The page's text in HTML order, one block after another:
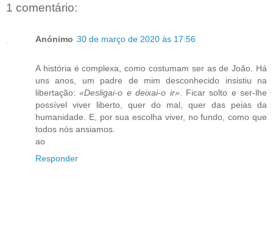
1 comentário:
Anónimo 30 de março de 2020 às 17:56
A história é complexa, como costumam ser as de João. Há
uns anos, um padre de mim desconhecido insistiu na
libertação:«Desligai-o e deixai-o ir». Ficar solto e ser-lhe
possível viver liberto, quer do mal, quer das peias da
humanidade. E, por sua escolha viver, no fundo, como que
todos nós ansiamos.
ao
Responder